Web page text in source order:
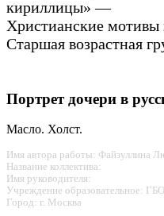
кириллицы» —
Христианские
Старшая возрастная
Портрет дочери в
Масло. Холст.
Имя автора работы: Файзуллина
Название коллектива:
Имя руководителя:
Учреждение образовательное:
Город: г. Москва